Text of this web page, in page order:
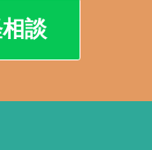
談